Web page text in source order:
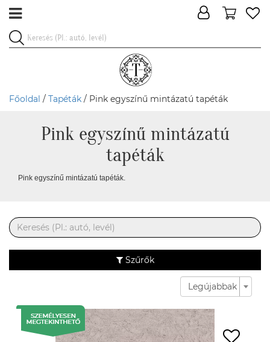
Főoldal / Tapéták / Pink egyszínű mintázatú tapéták
Pink egyszínű mintázatú
tapéták
Pink egyszínű mintázatú tapéták.
Szűrők
Legújabbak